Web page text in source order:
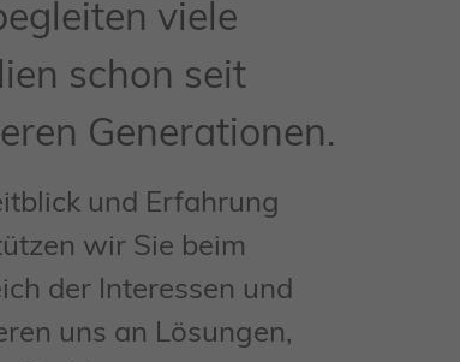
viele
schon seit
Generationen.
und Erfahrung
wir Sie beim
der Interessen und
uns an Lösungen,